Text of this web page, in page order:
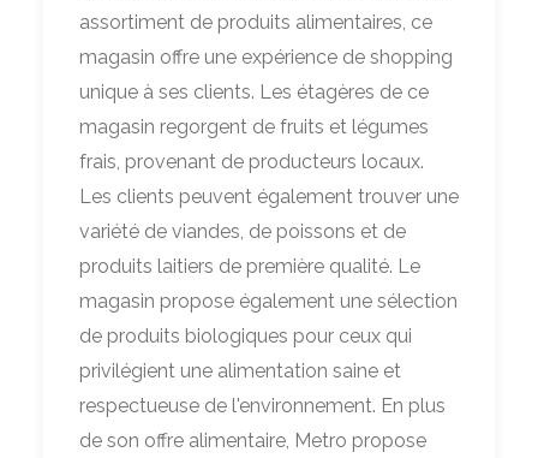
assortiment de produits alimentaires, ce
magasin offre une expérience de shopping
unique à ses clients. Les étagères de ce
magasin regorgent de fruits et légumes
frais, provenant de producteurs locaux.
Les clients peuvent également trouver une
variété de viandes, de poissons et de
produits laitiers de première qualité. Le
magasin propose également une sélection
de produits biologiques pour ceux qui
privilégient une alimentation saine et
respectueuse de l'environnement. En plus
de son offre alimentaire, Metro propose